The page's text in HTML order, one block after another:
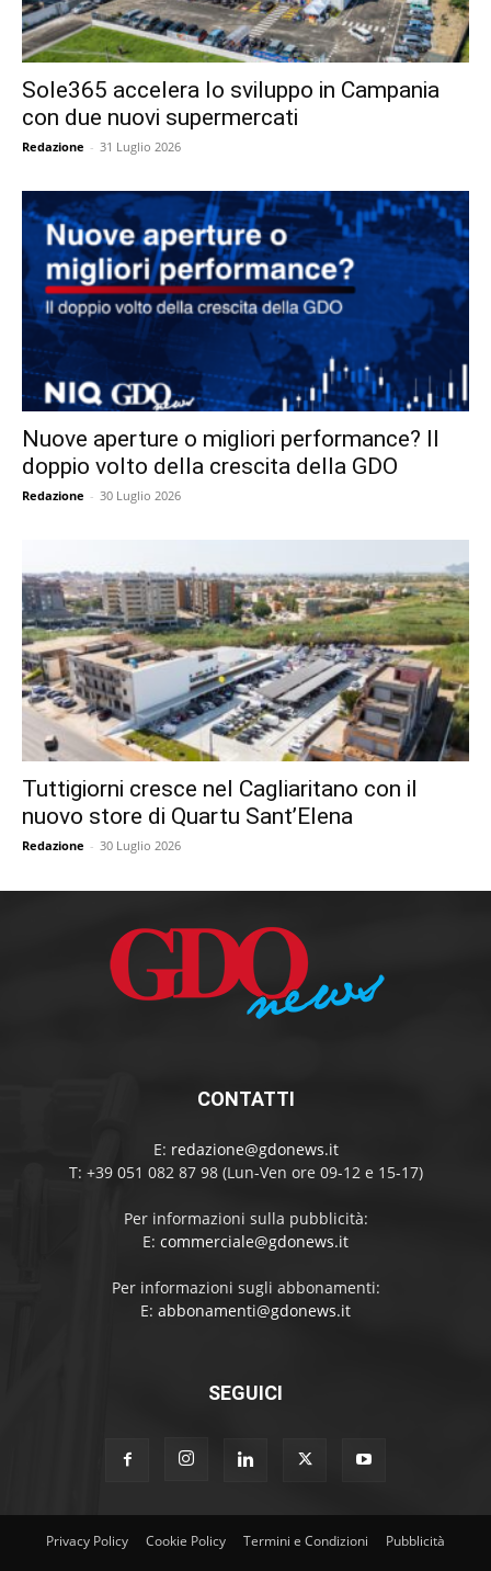
Sole365 accelera lo sviluppo in Campania
con due nuovi supermercati
Redazione - 31 Luglio 2026
Nuove aperture o migliori performance? Il
doppio volto della crescita della GDO
Redazione - 30 Luglio 2026
Tuttigiorni cresce nel Cagliaritano con il
nuovo store di Quartu Sant’Elena
Redazione - 30 Luglio 2026
CONTATTI
E: redazione@gdonews.it
T: +39 051 082 87 98 (Lun-Ven ore 09-12 e 15-17)
Per informazioni sulla pubblicità:
E: commerciale@gdonews.it
Per informazioni sugli abbonamenti:
E: abbonamenti@gdonews.it
SEGUICI
Privacy Policy Cookie Policy Termini e Condizioni Pubblicità